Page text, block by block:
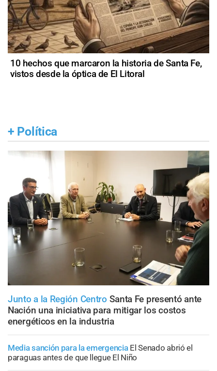
10 hechos que marcaron la historia de Santa Fe,
vistos desde la óptica de El Litoral
+ Política
Junto a la Región Centro Santa Fe presentó ante
Nación una iniciativa para mitigar los costos
energéticos en la industria
Media sanción para la emergencia El Senado abrió el
paraguas antes de que llegue El Niño